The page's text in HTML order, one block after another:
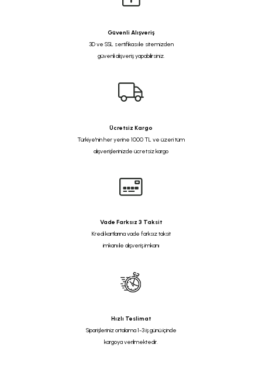
Güvenli Alışveriş
3D ve SSL sertifikası ile sitemizden
güvenli alışveriş yapabilirsiniz.
Ücretsiz Kargo
Türkiye'nin her yerine 1000 TL ve üzeri tüm
alışverişlerinizde ücretsiz kargo
Vade Farksız 3 Taksit
Kredi kartlarına vade farksız taksit
imkanı ile alışveriş imkanı
Hızlı Teslimat
Siparişleriniz ortalama 1-3 iş günü içinde
kargoya verilmektedir.